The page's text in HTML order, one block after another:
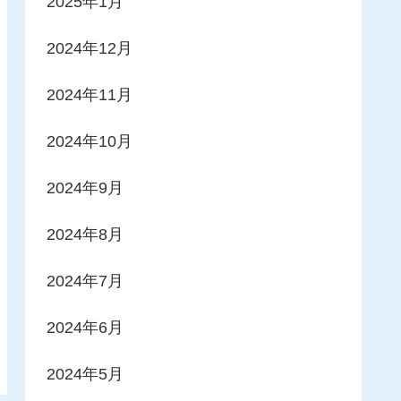
2024年12月
2024年11月
2024年10月
2024年9月
2024年8月
2024年7月
2024年6月
2024年5月